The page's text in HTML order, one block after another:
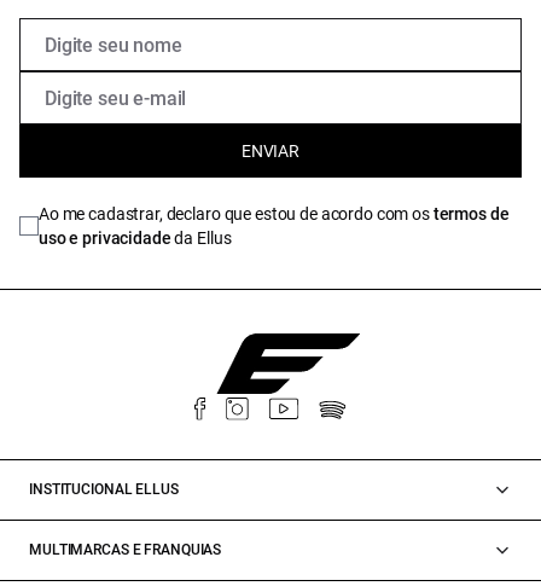
ENVIAR
Ao me cadastrar, declaro que estou de acordo com ostermos de
uso e privacidadeda Ellus
INSTITUCIONAL ELLUS
MULTIMARCAS E FRANQUIAS